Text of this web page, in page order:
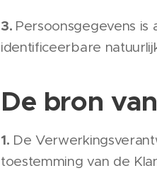
3. Persoonsgegevens
identificeerbare
De bron
1. De
toestemming van de